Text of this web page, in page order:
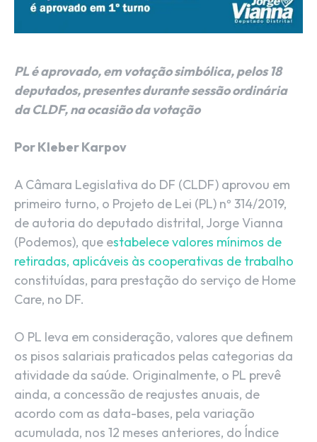
PL é aprovado, em votação simbólica, pelos 18
deputados, presentes durante sessão ordinária
da CLDF, na ocasião da votação
Por Kleber Karpov
A Câmara Legislativa do DF (CLDF) aprovou em
primeiro turno, o Projeto de Lei (PL) nº 314/2019,
de autoria do deputado distrital, Jorge Vianna
(Podemos), que estabelece valores mínimos de
retiradas, aplicáveis às cooperativas de trabalho
constituídas, para prestação do serviço de Home
Care, no DF.
O PL leva em consideração, valores que definem
os pisos salariais praticados pelas categorias da
atividade da saúde. Originalmente, o PL prevê
ainda, a concessão de reajustes anuais, de
acordo com as data-bases, pela variação
acumulada, nos 12 meses anteriores, do Índice